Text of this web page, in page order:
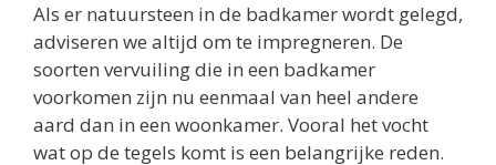
Als er natuursteen in de badkamer wordt gelegd,
adviseren we altijd om te impregneren. De
soorten vervuiling die in een badkamer
voorkomen zijn nu eenmaal van heel andere
aard dan in een woonkamer. Vooral het vocht
wat op de tegels komt is een belangrijke reden.